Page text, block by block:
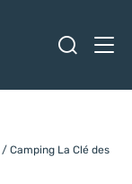
/ Camping La Clé des